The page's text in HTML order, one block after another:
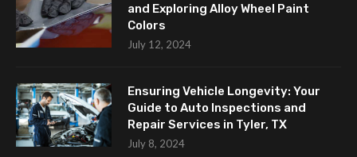
and Exploring Alloy Wheel Paint
Colors
July 12, 2024
Ensuring Vehicle Longevity: Your
Guide to Auto Inspections and
Repair Services in Tyler, TX
July 8, 2024